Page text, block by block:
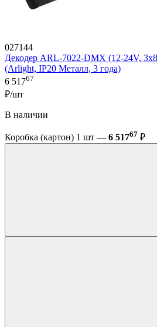
027144
Декодер ARL-7022-DMX (12-24V,
(Arlight, IP20 Металл, 3 года)
6 51767
₽/шт
В наличии
Коробка (картон) 1 шт — 6 51767 ₽